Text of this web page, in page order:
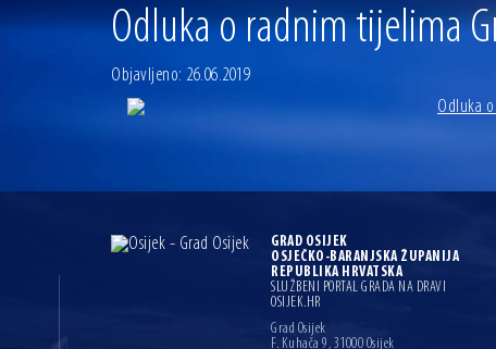
Odluka o radnim tijelima
Objavljeno: 26.06.2019
Odluka
GRAD OSIJEK
OSJEČKO-BARANJSKA ŽUPANIJA
REPUBLIKA HRVATSKA
SLUŽBENI PORTAL GRADA NA DRAVI
OSIJEK.HR
Grad Osijek
F. Kuhača 9, 31000 Osijek